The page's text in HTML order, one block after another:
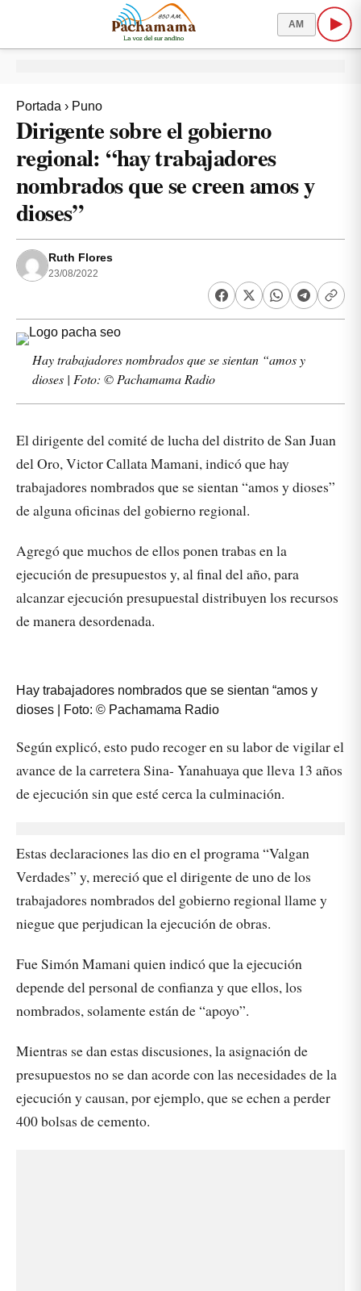
AM
Portada › Puno
Dirigente sobre el gobierno
regional: “hay trabajadores
nombrados que se creen amos y
dioses”
Ruth Flores
23/08/2022
Hay trabajadores nombrados que se sientan “amos y
dioses | Foto: © Pachamama Radio
El dirigente del comité de lucha del distrito de San Juan
del Oro, Victor Callata Mamani, indicó que hay
trabajadores nombrados que se sientan “amos y dioses”
de alguna oficinas del gobierno regional.
Agregó que muchos de ellos ponen trabas en la
ejecución de presupuestos y, al final del año, para
alcanzar ejecución presupuestal distribuyen los recursos
de manera desordenada.
Hay trabajadores nombrados que se sientan “amos y
dioses | Foto: © Pachamama Radio
Según explicó, esto pudo recoger en su labor de vigilar el
avance de la carretera Sina- Yanahuaya que lleva 13 años
de ejecución sin que esté cerca la culminación.
Estas declaraciones las dio en el programa “Valgan
Verdades” y, mereció que el dirigente de uno de los
trabajadores nombrados del gobierno regional llame y
niegue que perjudican la ejecución de obras.
Fue Simón Mamani quien indicó que la ejecución
depende del personal de confianza y que ellos, los
nombrados, solamente están de “apoyo”.
Mientras se dan estas discusiones, la asignación de
presupuestos no se dan acorde con las necesidades de la
ejecución y causan, por ejemplo, que se echen a perder
400 bolsas de cemento.